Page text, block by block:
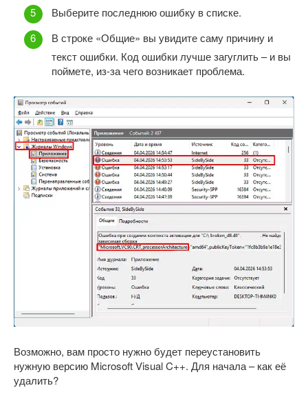
Выберите последнюю ошибку в списке.
В строке «Общие» вы увидите саму причину и
текст ошибки. Код ошибки лучше загуглить – и вы
поймете, из-за чего возникает проблема.
Возможно, вам просто нужно будет переустановить
нужную версию Microsoft Visual C++. Для начала – как её
удалить?